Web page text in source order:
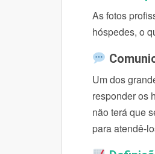
As fotos
hóspedes, o
Um dos
responder os
não terá que
para atendê-